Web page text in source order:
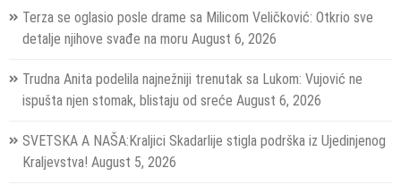
Terza se oglasio posle drame sa Milicom Veličković: Otkrio sve
detalje njihove svađe na moru August 6, 2026
Trudna Anita podelila najnežniji trenutak sa Lukom: Vujović ne
ispušta njen stomak, blistaju od sreće August 6, 2026
SVETSKA A NAŠA:Kraljici Skadarlije stigla podrška iz Ujedinjenog
Kraljevstva! August 5, 2026